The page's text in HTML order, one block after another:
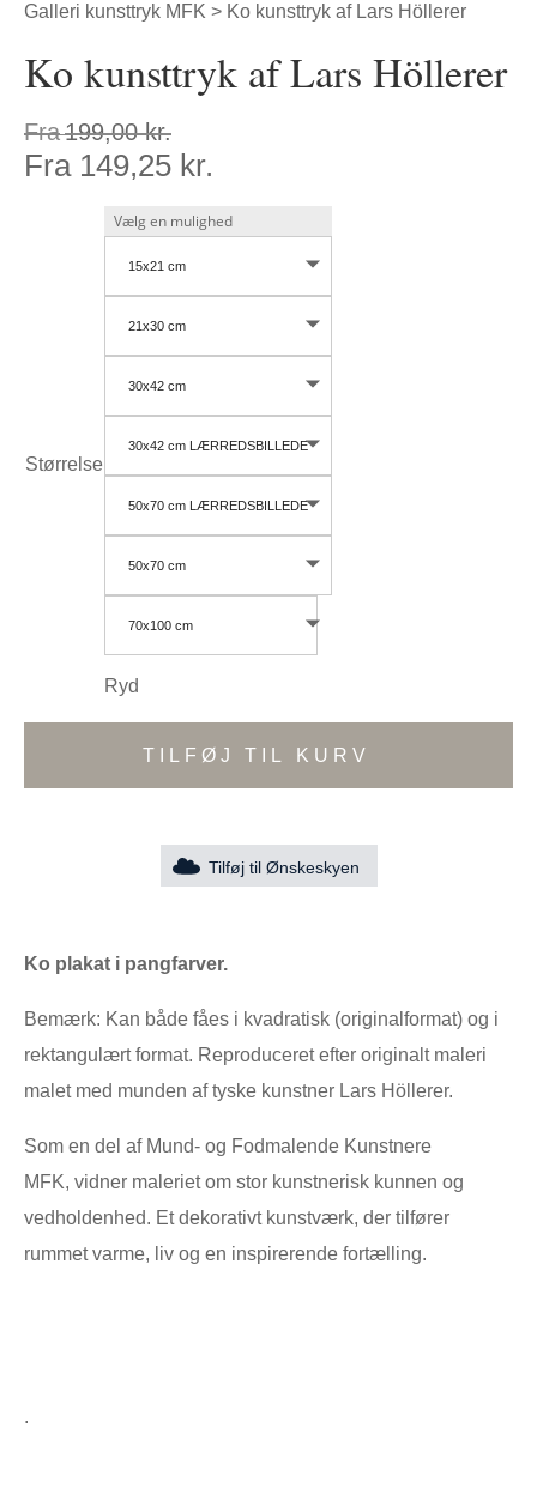
Galleri kunsttryk MFK > Ko kunsttryk af Lars Höllerer
Ko kunsttryk af Lars Höllerer
Fra199,00kr.
Fra 149,25 kr.
Størrelse
15x21 cm
21x30 cm
30x42 cm
30x42 cm LÆRREDSBILLEDE
50x70 cm LÆRREDSBILLEDE
50x70 cm
70x100 cm
Ryd
TILFØJ TIL KURV
Tilføj til Ønskeskyen
Ko plakat i pangfarver.
Bemærk: Kan både fåes i kvadratisk (originalformat) og i
rektangulært format. Reproduceret efter originalt maleri
malet med munden af tyske kunstner Lars Höllerer.
Som en del af Mund- og Fodmalende Kunstnere
MFK, vidner maleriet om stor kunstnerisk kunnen og
vedholdenhed. Et dekorativt kunstværk, der tilfører
rummet varme, liv og en inspirerende fortælling.
.